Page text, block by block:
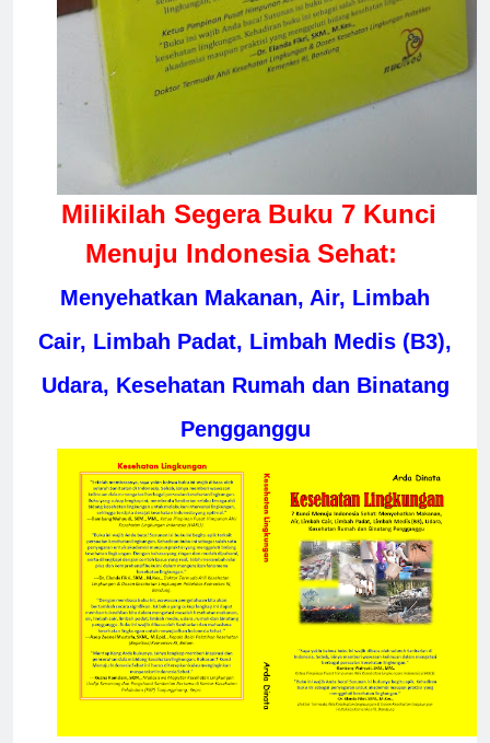
Milikilah Segera Buku 7 Kunci
Menuju Indonesia Sehat:
Menyehatkan Makanan, Air, Limbah
Cair, Limbah Padat, Limbah Medis (B3),
Udara, Kesehatan Rumah dan Binatang
Pengganggu